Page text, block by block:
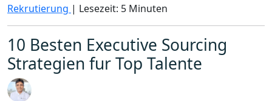
Rekrutierung | Lesezeit: 5 Minuten
10 Besten Executive Sourcing
Strategien fur Top Talente